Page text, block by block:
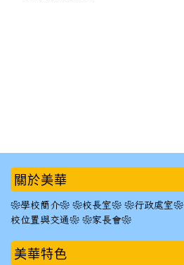
::: 關於美華
❀學校簡介❀ ❀校長室❀ ❀行政處室❀
校位置與交通❀ ❀家長會❀
美華特色